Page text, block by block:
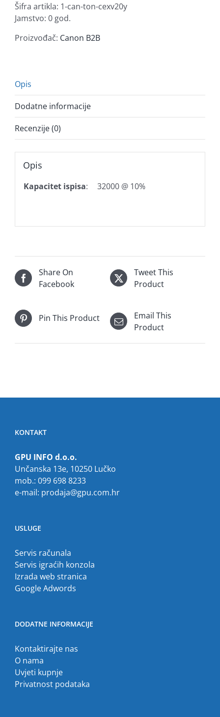
količina
Šifra artikla: 1-can-ton-cexv20y
Jamstvo: 0 god.
Proizvođač: Canon B2B
Opis
Dodatne informacije
Recenzije (0)
Opis
Kapacitet ispisa: 32000 @ 10%
Share On
Facebook
Tweet This
Product
Pin This Product
Email This
Product
KONTAKT
GPU INFO d.o.o.
Unčanska 13e, 10250 Lučko
mob.: 099 698 8233
e-mail: prodaja@gpu.com.hr
USLUGE
Servis računala
Servis igraćih konzola
Izrada web stranica
Google Adwords
DODATNE INFORMACIJE
Kontaktirajte nas
O nama
Uvjeti kupnje
Privatnost podataka